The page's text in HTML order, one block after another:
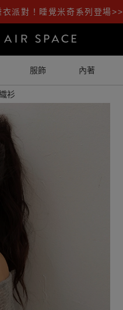
衣派對！睡覺米奇系列登場>>
服飾 內著
衫